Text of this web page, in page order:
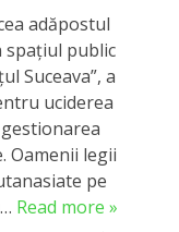
adăpostul
spaţiul public
Suceava”, a
uciderea
Oamenii legii
pe
Read more »